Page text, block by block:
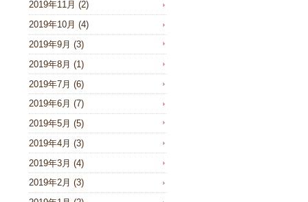
2019年11月 (2)
2019年10月 (4)
2019年9月 (3)
2019年8月 (1)
2019年7月 (6)
2019年6月 (7)
2019年5月 (5)
2019年4月 (3)
2019年3月 (4)
2019年2月 (3)